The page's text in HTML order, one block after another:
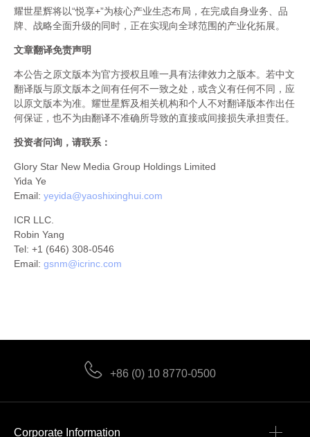
耀世星辉将以“悦享+”为核心产业生态布局，在完成自身业务、品
牌、战略全面升级的同时，正在实现向全球范围的产业化拓展。
文章翻译免责声明
本公告之原文版本为官方授权且唯一具有法律效力之版本。若中文
翻译版与原文版本之间有任何不一致之处，或含义有任何不同，应
以原文版本为准。耀世星辉及相关机构和个人不对翻译版本作出任
何保证，也不为由翻译不准确所导致的直接或间接损失承担责任。
投资者问询，请联系：
Glory Star New Media Group Holdings Limited
Yida Ye
Email: yeyida@yaoshixinghui.com
ICR LLC.
Robin Yang
Tel: +1 (646) 308-0546
Email: gsnm@icrinc.com
Corporate Information
+86 (0) 10 8770-0500